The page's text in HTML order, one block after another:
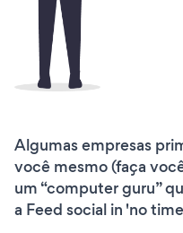
Algumas empresas
você mesmo (faça
um “computer guru”
a Feed social in 'no